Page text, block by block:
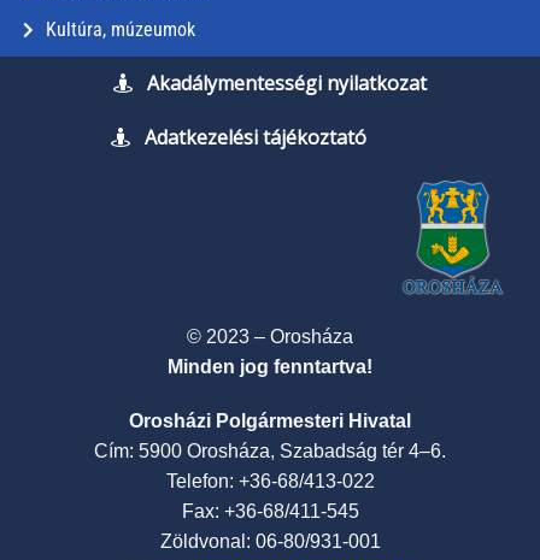
Kultúra, múzeumok
Akadálymentességi nyilatkozat
Adatkezelési tájékoztató
© 2023 – Orosháza
Minden jog fenntartva!
Orosházi Polgármesteri Hivatal
Cím: 5900 Orosháza, Szabadság tér 4–6.
Telefon: +36-68/413-022
Fax: +36-68/411-545
Zöldvonal: 06-80/931-001